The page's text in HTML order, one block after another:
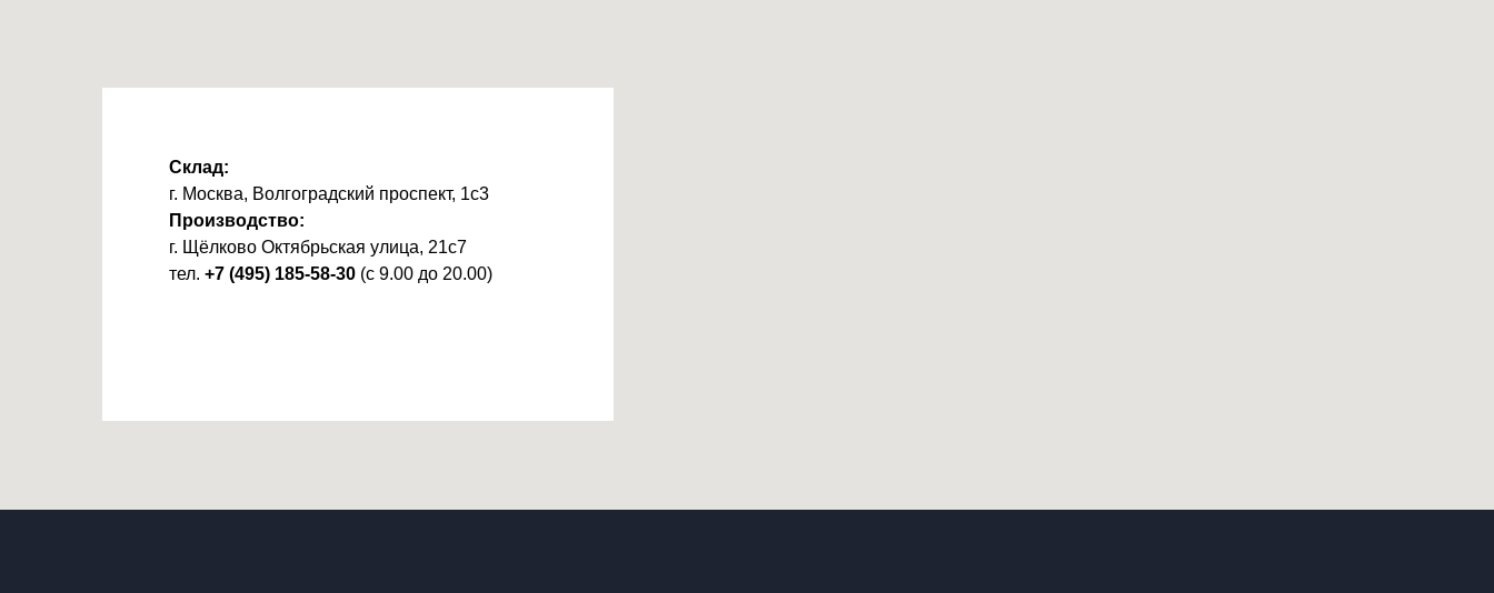
Склад:
г. Москва, Волгоградский проспект, 1с3
Производство:
г. Щёлково Октябрьская улица, 21с7
тел. +7 (495) 185-58-30 (с 9.00 до 20.00)